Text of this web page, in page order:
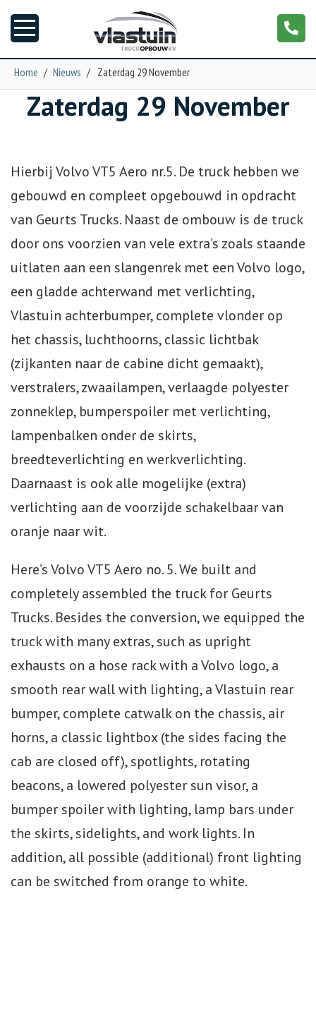
Nieuws
Trailers
Torpedo
NGS XXL
Webshop
Miniatuur
Vacatures
Home / Nieuws / Zaterdag 29 November
Zaterdag 29 November
Hierbij Volvo VT5 Aero nr.5. De truck hebben we
gebouwd en compleet opgebouwd in opdracht
van Geurts Trucks. Naast de ombouw is de truck
door ons voorzien van vele extra’s zoals staande
uitlaten aan een slangenrek met een Volvo logo,
een gladde achterwand met verlichting,
Vlastuin achterbumper, complete vlonder op
het chassis, luchthoorns, classic lichtbak
(zijkanten naar de cabine dicht gemaakt),
verstralers, zwaailampen, verlaagde polyester
zonneklep, bumperspoiler met verlichting,
lampenbalken onder de skirts,
breedteverlichting en werkverlichting.
Daarnaast is ook alle mogelijke (extra)
verlichting aan de voorzijde schakelbaar van
oranje naar wit.
Here’s Volvo VT5 Aero no. 5. We built and
completely assembled the truck for Geurts
Trucks. Besides the conversion, we equipped the
truck with many extras, such as upright
exhausts on a hose rack with a Volvo logo, a
smooth rear wall with lighting, a Vlastuin rear
bumper, complete catwalk on the chassis, air
horns, a classic lightbox (the sides facing the
cab are closed off), spotlights, rotating
beacons, a lowered polyester sun visor, a
bumper spoiler with lighting, lamp bars under
the skirts, sidelights, and work lights. In
addition, all possible (additional) front lighting
can be switched from orange to white.